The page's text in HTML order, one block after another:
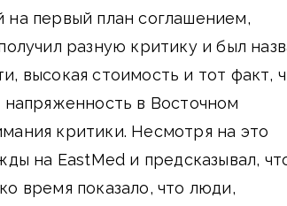
первый план соглашением,
разную критику и был
высокая стоимость и тот факт,
в Восточном
критики. Несмотря на это
на EastMed и предсказывал,
время показало, что люди,